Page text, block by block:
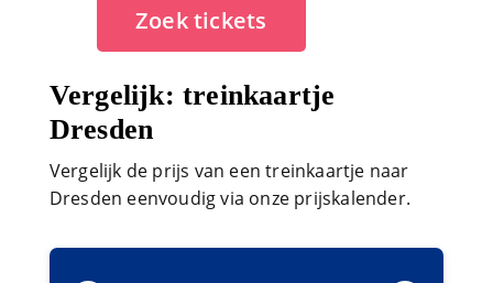
Zoek tickets
Vergelijk: treinkaartje
Dresden
Vergelijk de prijs van een treinkaartje naar
Dresden eenvoudig via onze prijskalender.